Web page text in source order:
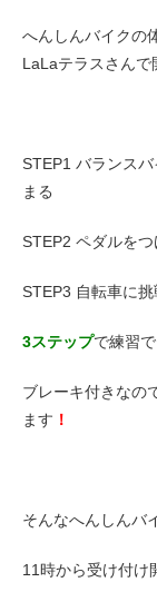
コンテンツ
イベント
特集
求人情報
法人様
へんしんバイクの
LaLaテラスさんで
STEP1 バランス
まる
STEP2 ペダルを
STEP3 自転車に挑
3ステップで練習
ブレーキ付きなの
ます ！
そんなへんしんバ
11時から受け付け